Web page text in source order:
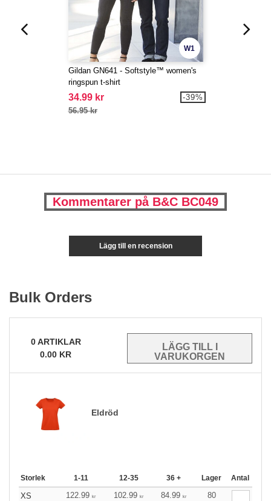
W1
Gildan GN641 - Softstyle™ women's
ringspun t-shirt
34.99 kr
56.95 kr
-39%
Kommentarer på B&C BC049
Lägg till en recension
Bulk Orders
0ARTIKLAR
0.00 KR
Eldröd
Storlek 1-11 12-35 36 + Lager Antal
XS 122.99 kr 102.99 kr 84.99 kr
80